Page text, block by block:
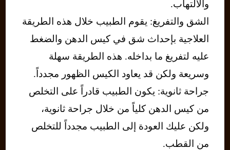
والالتهاب.
الشق والتفريغ: يقوم الطبيب خلال هذه الطريقة
العلاجية بإحداث شق في كيس الدهن والضغط
عليه لتفريغ ما بداخله. هذه الطريقة سهلة
وسريعة ولكن قد يعاود الكيس الظهور مجدداً.
جراحة ثانوية: يكون الطبيب قادراً على التخلص
من كيس الدهن كلياً من خلال جراحة ثانوية،
ولكن عليك العودة إلى الطبيب مجدداً للتخلص
من القطب.